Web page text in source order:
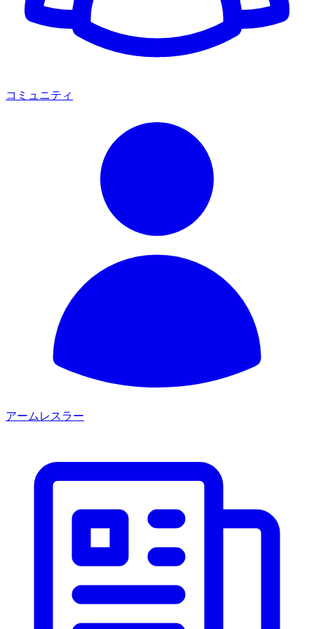
コミュニティ
アームレスラー